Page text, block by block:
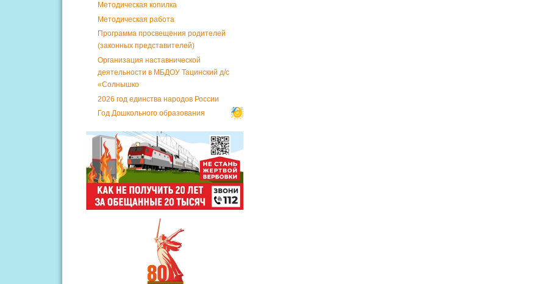
Методическая копилка
Методическая работа
Программа просвещения родителей
(законных представителей)
Организация наставнической
деятельности в МБДОУ Тацинский д/с
«Солнышко
2026 год единства народов России
Год Дошкольного образования